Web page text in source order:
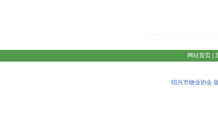
网站首页
绍兴市物业协会